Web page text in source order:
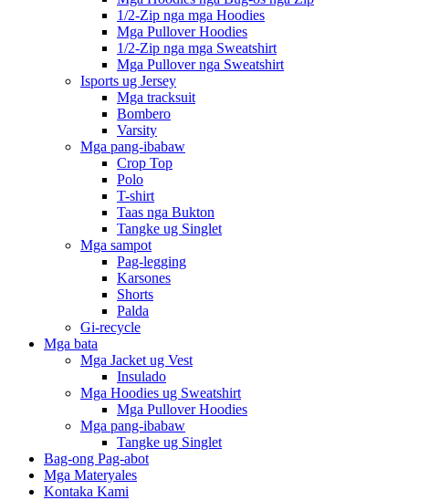
1/2-Zip nga mga Hoodies
Mga Pullover Hoodies
1/2-Zip nga mga Sweatshirt
Mga Pullover nga Sweatshirt
Isports ug Jersey
Mga tracksuit
Bombero
Varsity
Mga pang-ibabaw
Crop Top
Polo
T-shirt
Taas nga Bukton
Tangke ug Singlet
Mga sampot
Pag-legging
Karsones
Shorts
Palda
Gi-recycle
Mga bata
Mga Jacket ug Vest
Insulado
Mga Hoodies ug Sweatshirt
Mga Pullover Hoodies
Mga pang-ibabaw
Tangke ug Singlet
Bag-ong Pag-abot
Mga Materyales
Kontaka Kami